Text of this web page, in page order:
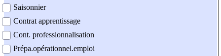
Saisonnier
Contrat apprentissage
Cont. professionnalisation
Prépa.opérationnel.emploi